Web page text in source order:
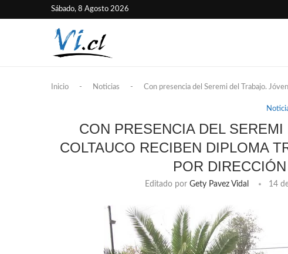
Sábado, 8 Agosto 2026
Inicio - Noticias - Con presencia del Seremi del Trabajo.
CON PRESENCIA DEL
COLTAUCO RECIBEN DIPLOMA
POR
Editado por Gety Pavez Vidal 14